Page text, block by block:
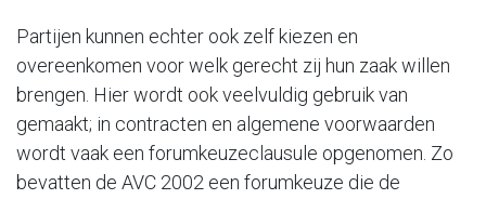
Partijen kunnen echter ook zelf kiezen en
overeenkomen voor welk gerecht zij hun zaak willen
brengen. Hier wordt ook veelvuldig gebruik van
gemaakt; in contracten en algemene voorwaarden
wordt vaak een forumkeuzeclausule opgenomen. Zo
bevatten de AVC 2002 een forumkeuze die de